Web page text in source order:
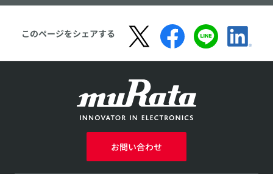
このページをシェアする
お問い合わせ